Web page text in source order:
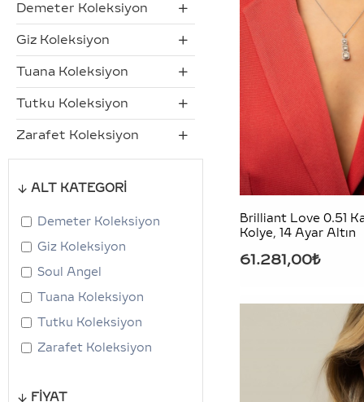
Demeter Koleksiyon
Giz Koleksiyon
Tuana Koleksiyon
Tutku Koleksiyon
Zarafet Koleksiyon
FIYAT
ALT KATEGORİ
Demeter Koleksiyon
Giz Koleksiyon
Soul Angel
Tuana Koleksiyon
Tutku Koleksiyon
Zarafet Koleksiyon
Brilliant Love 0.51
Kolye, 14 Ayar Altın
61.281,00₺